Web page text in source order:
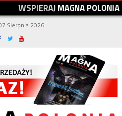
WSPIERAJMAGNAPOLONIA
Sierpnia 2026